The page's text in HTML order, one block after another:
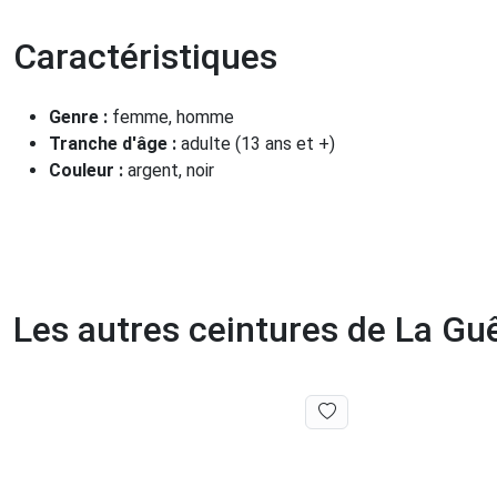
Caractéristiques
Genre : femme, homme
Tranche d'âge : adulte (13 ans et +)
Couleur : argent, noir
Les autres ceintures de La